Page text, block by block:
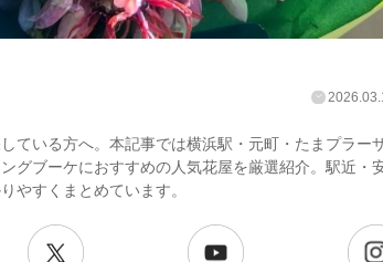
ている方へ。本記事では横浜駅・元町・たまプラー
グブーケにおすすめの人気花屋を厳選紹介。駅近・
やすくまとめています。